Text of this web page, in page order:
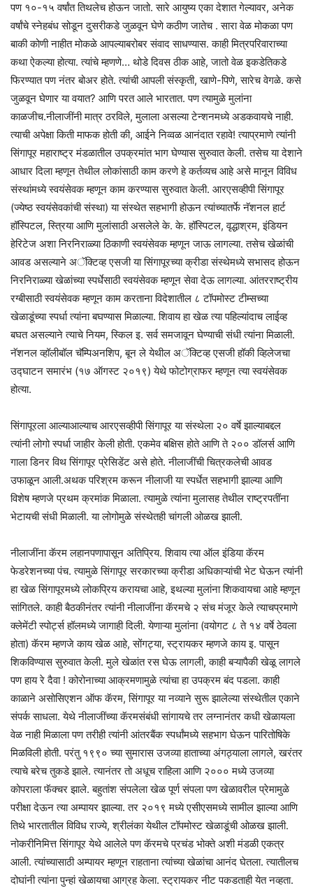
पण १०-१५ वर्षांत तिथलेच होऊन जातो. सारे आयुष्य एका देशात गेल्यावर, अनेक
वर्षांचे स्नेहबंध सोडून दुसरीकडे जुळवून घेणे कठीण जातेच . सारा वेळ मोकळा पण
बाकी कोणी नाहीत मोकळे आपल्याबरोबर संवाद साधण्यास. काही मित्रपरिवाराच्या
कथा ऐकल्या होत्या. त्यांचे म्हणणे… थोडे दिवस ठीक आहे, जातो वेळ इकडेतिकडे
फिरण्यात पण नंतर बोअर होते. त्यांची आपली संस्कृती, खाणे-पिणे, सारेच वेगळे. कसे
जुळवून घेणार या वयात? आणि परत आले भारतात. पण त्यामुळे मुलांना
काळजीच.नीलाजींनी मात्र ठरविले, मुलाला असल्या टेन्शनमध्ये अडकवायचे नाही.
त्याची अपेक्षा किती माफक होती की, आईने निव्वळ आनंदात रहावे! त्याप्रमाणे त्यांनी
सिंगापूर महाराष्ट्र मंडळातील उपक्रमांत भाग घेण्यास सुरुवात केली. तसेच या देशाने
आधार दिला म्हणून तेथील लोकांसाठी काम करणे हे कर्तव्यच आहे असे मानून विविध
संस्थांमध्ये स्वयंसेवक म्हणून काम करण्यास सुरुवात केली. आरएसव्हीपी सिंगापूर
(ज्येष्ठ स्वयंसेवकांची संस्था) या संस्थेत सहभागी होऊन त्यांच्यातर्फे नॅशनल हार्ट
हॉस्पिटल, स्त्रिया आणि मुलांसाठी असलेले के. के. हॉस्पिटल, वृद्धाश्रम, इंडियन
हेरिटेज अशा निरनिराळ्या ठिकाणी स्वयंसेवक म्हणून जाऊ लागल्या. तसेच खेळांची
आवड असल्याने अॅक्टिव्ह एसजी या सिंगापूरच्या क्रीडा संस्थेमध्ये सभासद होऊन
निरनिराळ्या खेळांच्या स्पर्धेसाठी स्वयंसेवक म्हणून सेवा देऊ लागल्या. आंतरराष्ट्रीय
रग्बीसाठी स्वयंसेवक म्हणून काम करताना विदेशातील ८ टॉपमोस्ट टीम्सच्या
खेळाडूंच्या स्पर्धा त्यांना बघण्यास मिळाल्या. शिवाय हा खेळ त्या पहिल्यांदाच लाईव्ह
बघत असल्याने त्याचे नियम, स्किल इ. सर्व समजावून घेण्याची संधी त्यांना मिळाली.
नॅशनल व्हॉलीबॉल चॅम्पिअनशिप, बून ले येथील अॅक्टिव्ह एसजी हॉकी व्हिलेजचा
उद्घाटन समारंभ (१७ ऑगस्ट २०१९) येथे फोटोग्राफर म्हणून त्या स्वयंसेवक
होत्या.
सिंगापूरला आल्याआल्याच आरएसव्हीपी सिंगापूर या संस्थेला २० वर्षे झाल्याबद्दल
त्यांनी लोगो स्पर्धा जाहीर केली होती. एकमेव बक्षिस होते आणि ते २०० डॉलर्स आणि
गाला डिनर विथ सिंगापूर प्रेसिडेंट असे होते. नीलाजींची चित्रकलेची आवड
उफाळून आली.अथक परिश्रम करून नीलाजी या स्पर्धेत सहभागी झाल्या आणि
विशेष म्हणजे प्रथम क्रमांक मिळाला. त्यामुळे त्यांना मुलासह तेथील राष्ट्रपतींना
भेटायची संधी मिळाली. या लोगोमुळे संस्थेतही चांगली ओळख झाली.
नीलाजींना कॅरम लहानपणापासून अतिप्रिय. शिवाय त्या ऑल इंडिया कॅरम
फेडरेशनच्या पंच. त्यामुळे सिंगापूर सरकारच्या क्रीडा अधिकाऱ्यांची भेट घेऊन त्यांनी
हा खेळ सिंगापूरमध्ये लोकप्रिय करायचा आहे, इथल्या मुलांना शिकवायचा आहे म्हणून
सांगितले. काही बैठकीनंतर त्यांनी नीलाजींना कॅरमचे २ संच मंजूर केले त्याचप्रमाणे
क्लेमेंटी स्पोर्ट्स हॉलमध्ये जागाही दिली. येणाऱ्या मुलांना (वयोगट ८ ते १४ वर्षे ठेवला
होता) कॅरम म्हणजे काय खेळ आहे, सोंगट्या, स्ट्रायकर म्हणजे काय इ. पासून
शिकविण्यास सुरुवात केली. मुले खेळांत रस घेऊ लागली, काही बऱ्यापैकी खेळू लागले
पण हाय रे दैवा ! कोरोनाच्या आक्रमणामुळे त्यांचा हा उपक्रम बंद पडला. काही
काळाने असोसिएशन ऑफ कॅरम, सिंगापूर या नव्याने सुरू झालेल्या संस्थेतील एकाने
संपर्क साधला. येथे नीलाजींच्या कॅरमसंबंधी सांगायचे तर लग्नानंतर कधी खेळायला
वेळ नाही मिळाला पण तरीही त्यांनी आंतरबैंक स्पर्धांमध्ये सहभाग घेऊन पारितोषिके
मिळविली होती. परंतु १९९० च्या सुमारास उजव्या हाताच्या अंगठ्याला लागले, खरंतर
त्याचे बरेच तुकडे झाले. त्यानंतर तो अधूच राहिला आणि २००० मध्ये उजव्या
कोपराला फॅक्चर झाले. बहुतांश संपलेला खेळ पूर्ण संपला पण खेळावरील प्रेमामुळे
परीक्षा देऊन त्या अम्पायर झाल्या. तर २०१९ मध्ये एसीएसमध्ये सामील झाल्या आणि
तिथे भारतातील विविध राज्ये, श्रीलंका येथील टॉपमोस्ट खेळाडूंची ओळख झाली.
नोकरीनिमित्त सिंगापूर येथे आलेले पण कॅरमचे प्रचंड भोक्ते अशी मंडळी एकत्र
आली. त्यांच्यासाठी अम्पायर म्हणून राहताना त्यांच्या खेळांचा आनंद घेतला. त्यातीलच
दोघांनी त्यांना पुन्हां खेळायचा आग्रह केला. स्ट्रायकर नीट पकडताही येत नव्हता.